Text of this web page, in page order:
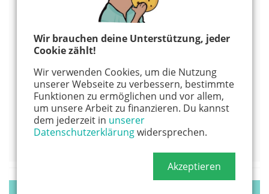
Wir brauchen deine Unterstützung, jeder
Cookie zählt!
Wir verwenden Cookies, um die Nutzung
unserer Webseite zu verbessern, bestimmte
Funktionen zu ermöglichen und vor allem,
um unsere Arbeit zu finanzieren. Du kannst
dem jederzeit in unserer
Datenschutzerklärungwidersprechen.
Akzeptieren
Mi Do
1
2 3 4 5 6
8
9 10 11 12 13
15
16 17 18 19 20
21
22
23 24 25 26 27
28
29
30